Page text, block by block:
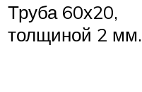
Труба 60х20,
толщиной 2 мм.